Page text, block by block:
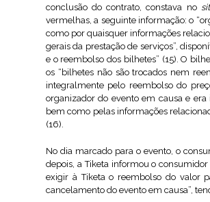
conclusão do contrato, constava no
vermelhas, a seguinte informação: o
como por quaisquer informações
gerais da prestação de serviços”,
e o reembolso dos bilhetes” (15). O
os “bilhetes não são trocados nem
integralmente pelo reembolso do
organizador do evento em causa e
bem como pelas informações
(16).
No dia marcado para o evento, o
depois, a Tiketa informou o
exigir à Tiketa o reembolso do valor
cancelamento do evento em causa”,